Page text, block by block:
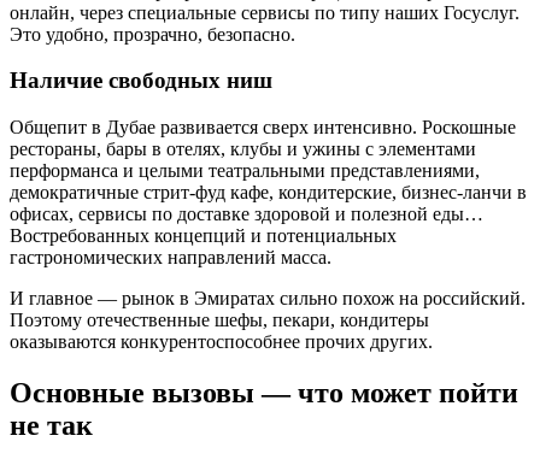
онлайн, через специальные сервисы по типу наших Госуслуг.
Это удобно, прозрачно, безопасно.
Наличие свободных ниш
Общепит в Дубае развивается сверх интенсивно. Роскошные
рестораны, бары в отелях, клубы и ужины с элементами
перформанса и целыми театральными представлениями,
демократичные стрит-фуд кафе, кондитерские, бизнес-ланчи в
офисах, сервисы по доставке здоровой и полезной еды…
Востребованных концепций и потенциальных
гастрономических направлений масса.
И главное — рынок в Эмиратах сильно похож на российский.
Поэтому отечественные шефы, пекари, кондитеры
оказываются конкурентоспособнее прочих других.
Основные вызовы — что может пойти
не так